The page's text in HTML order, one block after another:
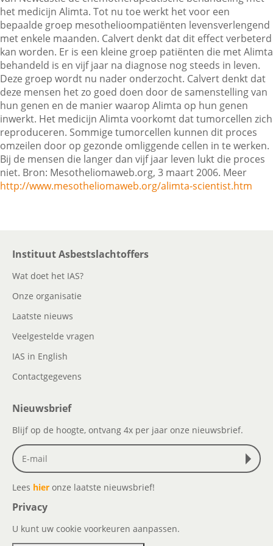
Contactgegevens
Zoeken
het medicijn Alimta. Tot nu toe werkt het voor een
bepaalde groep mesothelioompatiënten levensverlengend
met enkele maanden. Calvert denkt dat dit effect verbeterd
kan worden. Er is een kleine groep patiënten die met Alimta
behandeld is en vijf jaar na diagnose nog steeds in leven.
Deze groep wordt nu nader onderzocht. Calvert denkt dat
deze mensen het zo goed doen door de samenstelling van
hun genen en de manier waarop Alimta op hun genen
inwerkt. Het medicijn Alimta voorkomt dat tumorcellen zich
reproduceren. Sommige tumorcellen kunnen dit proces
omzeilen door op gezonde omliggende cellen in te werken.
Bij de mensen die langer dan vijf jaar leven lukt die proces
niet. Bron: Mesotheliomaweb.org, 3 maart 2006. Meer
http://www.mesotheliomaweb.org/alimta-scientist.htm
Instituut Asbestslachtoffers
Wat doet het IAS?
Onze organisatie
Laatste nieuws
Veelgestelde vragen
IAS in English
Contactgegevens
Nieuwsbrief
Blijf op de hoogte, ontvang 4x per jaar onze nieuwsbrief.
Lees hier onze laatste nieuwsbrief!
Privacy
U kunt uw cookie voorkeuren aanpassen.